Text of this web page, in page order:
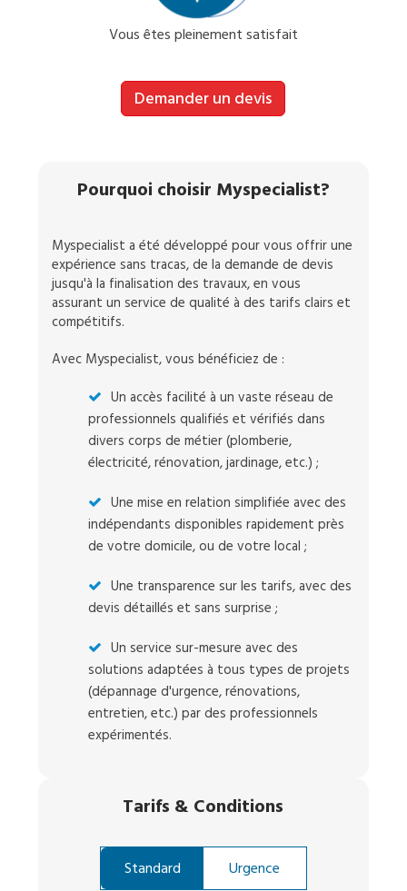
Vous êtes pleinement satisfait
Demander un devis
Pourquoi choisir Myspecialist?
Myspecialist a été développé pour vous offrir une
expérience sans tracas, de la demande de devis
jusqu'à la finalisation des travaux, en vous
assurant un service de qualité à des tarifs clairs et
compétitifs.
Avec Myspecialist, vous bénéficiez de :
Un accès facilité à un vaste réseau de
professionnels qualifiés et vérifiés dans
divers corps de métier (plomberie,
électricité, rénovation, jardinage, etc.) ;
Une mise en relation simplifiée avec des
indépendants disponibles rapidement près
de votre domicile, ou de votre local ;
Une transparence sur les tarifs, avec des
devis détaillés et sans surprise ;
Un service sur-mesure avec des
solutions adaptées à tous types de projets
(dépannage d'urgence, rénovations,
entretien, etc.) par des professionnels
expérimentés.
Tarifs & Conditions
Standard Urgence